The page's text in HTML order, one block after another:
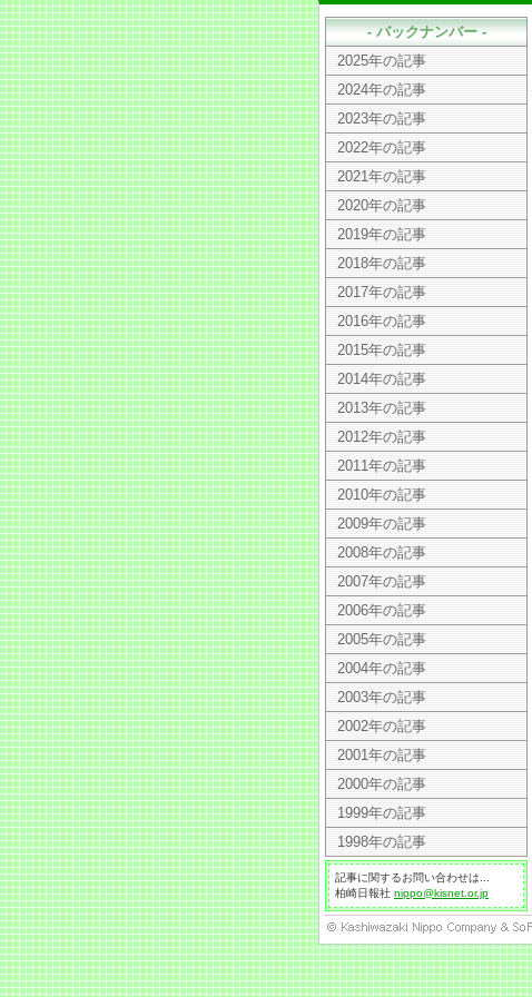
- バックナンバー -
2025年の記事
2024年の記事
2023年の記事
2022年の記事
2021年の記事
2020年の記事
2019年の記事
2018年の記事
2017年の記事
2016年の記事
2015年の記事
2014年の記事
2013年の記事
2012年の記事
2011年の記事
2010年の記事
2009年の記事
2008年の記事
2007年の記事
2006年の記事
2005年の記事
2004年の記事
2003年の記事
2002年の記事
2001年の記事
2000年の記事
1999年の記事
1998年の記事
記事に関するお問い合わせは...
柏崎日報社 nippo@kisnet.or.jp